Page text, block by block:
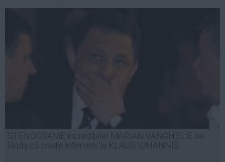
STENOGRAME incredibile! MARIAN VANGHELIE se
lăuda că poate interveni la KLAUS IOHANNIS